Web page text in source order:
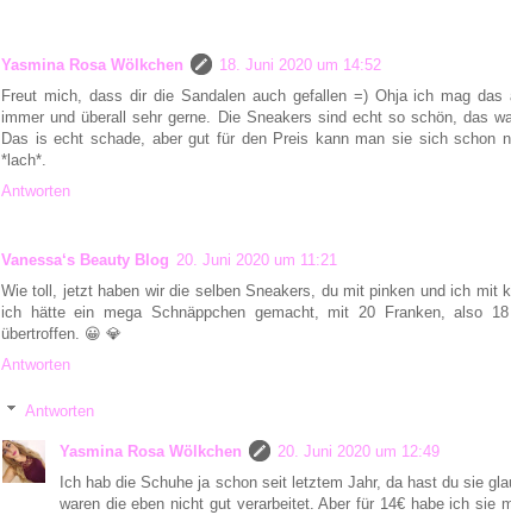
Yasmina Rosa Wölkchen
18. Juni 2020 um 14:52
Freut mich, dass dir die Sandalen auch gefallen =) Ohja ich mag
immer und überall sehr gerne. Die Sneakers sind echt so schön, das
Das is echt schade, aber gut für den Preis kann man sie sich schon
*lach*.
Antworten
Vanessa‘s Beauty Blog 20. Juni 2020 um 11:21
Wie toll, jetzt haben wir die selben Sneakers, du mit pinken und ich mit
ich hätte ein mega Schnäppchen gemacht, mit 20 Franken, also
übertroffen. 😀 💎
Antworten
Antworten
Yasmina Rosa Wölkchen
20. Juni 2020 um 12:49
Ich hab die Schuhe ja schon seit letztem Jahr, da hast du sie
waren die eben nicht gut verarbeitet. Aber für 14€ habe ich sie